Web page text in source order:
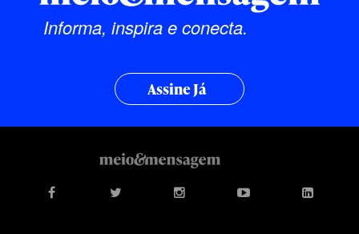
Informa, inspira e conecta.
Assine Já